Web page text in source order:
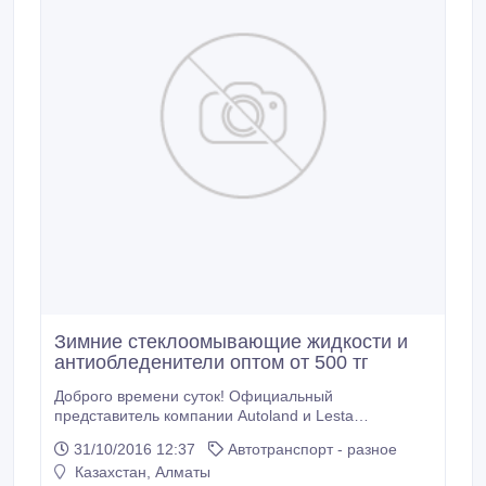
Зимние стеклоомывающие жидкости и
антиобледенители оптом от 500 тг
Доброго времени суток! Официальный
представитель компании Autoland и Lesta
жидкости и антиобледенители оптом. Продукция
отличного качества. Снабжены "носиками" и
31/10/2016 12:37
Автотранспорт - разное
Казахстан, Алматы